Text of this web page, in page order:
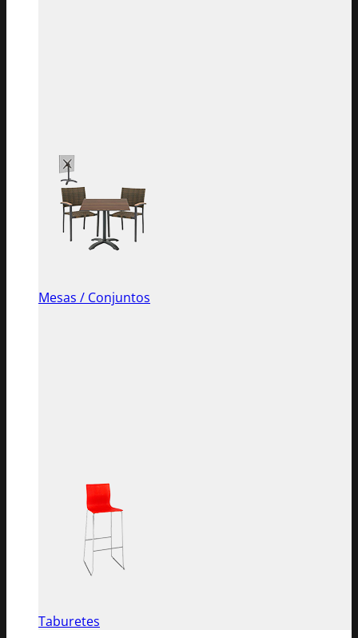
Mesas / Conjuntos
Taburetes